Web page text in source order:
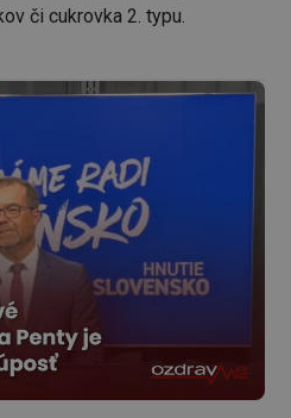
či cukrovka 2. typu.